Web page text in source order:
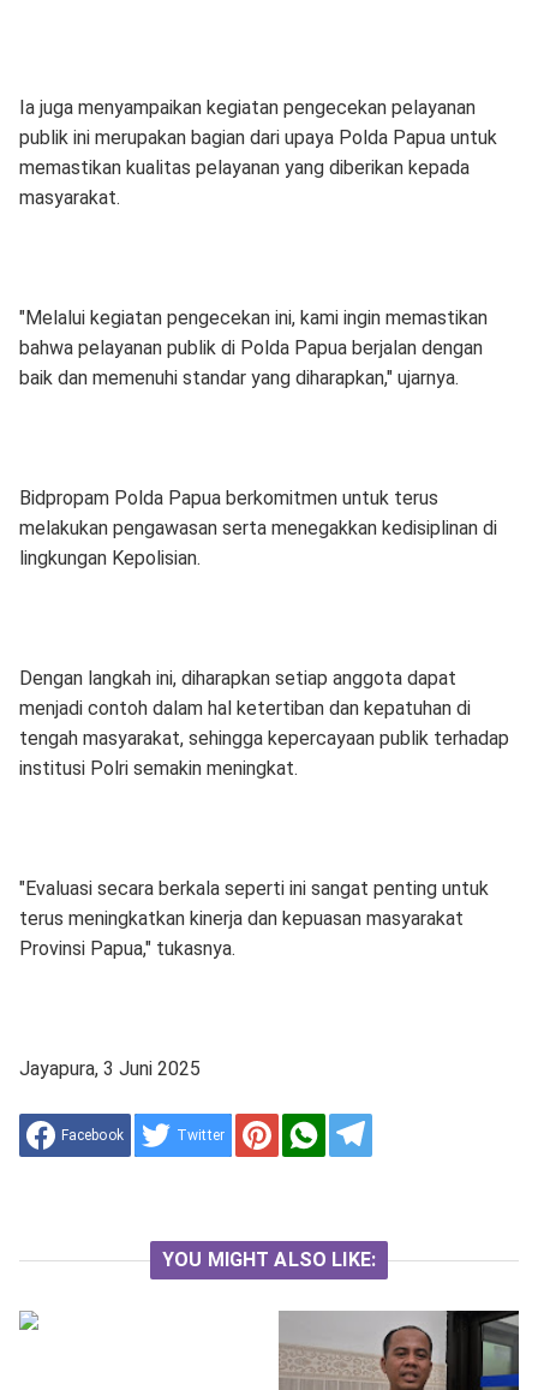
Ia juga menyampaikan kegiatan pengecekan pelayanan
publik ini merupakan bagian dari upaya Polda Papua untuk
memastikan kualitas pelayanan yang diberikan kepada
masyarakat.
"Melalui kegiatan pengecekan ini, kami ingin memastikan
bahwa pelayanan publik di Polda Papua berjalan dengan
baik dan memenuhi standar yang diharapkan," ujarnya.
Bidpropam Polda Papua berkomitmen untuk terus
melakukan pengawasan serta menegakkan kedisiplinan di
lingkungan Kepolisian.
Dengan langkah ini, diharapkan setiap anggota dapat
menjadi contoh dalam hal ketertiban dan kepatuhan di
tengah masyarakat, sehingga kepercayaan publik terhadap
institusi Polri semakin meningkat.
"Evaluasi secara berkala seperti ini sangat penting untuk
terus meningkatkan kinerja dan kepuasan masyarakat
Provinsi Papua," tukasnya.
Jayapura, 3 Juni 2025
Facebook Twitter
YOU MIGHT ALSO LIKE: